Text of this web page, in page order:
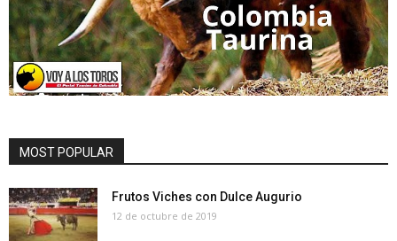
MOST POPULAR
Frutos Viches con Dulce Augurio
12 de octubre de 2019